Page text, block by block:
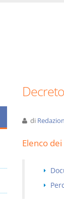
di
Elenco